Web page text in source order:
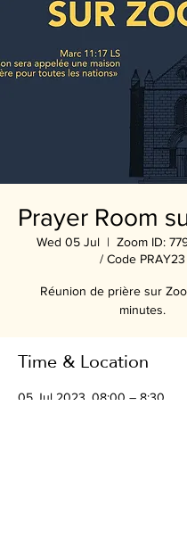
Prayer Room
Wed 05 Jul
  |
Zoom ID:
/ Code PRAY23
Réunion de prière sur
minutes.
Time & Location
05 Jul 2023, 08:00 – 8:30